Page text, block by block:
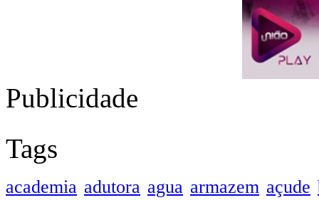
Publicidade
Tags
academia adutora agua armazem açude